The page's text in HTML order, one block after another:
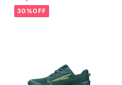
30%OFF